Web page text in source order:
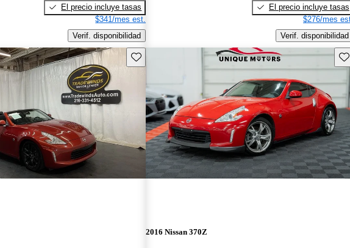
El precio incluye tasas
$341/mes est.
Verif. disponibilidad
El precio incluye tasas
$276/mes
Verif. disponibilidad
Guarda este Aviso
2016 Nissan 370Z